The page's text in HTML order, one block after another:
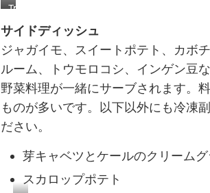
Trader
Brined
Bone-
Half
Turkey
Breast
on
with
garnish
of
サイドディッシュ
ジャガイモ、スイートポテト、カボ
ルーム、トウモロコシ、インゲン豆
野菜料理が一緒にサーブされます。
ものが多いです。以下以外にも冷凍
ださい。
芽キャベツとケールのクリーム
スカロップポテト